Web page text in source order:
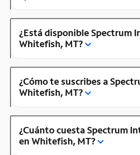
¿Está disponible Spectrum
Whitefish, MT?
¿Cómo te suscribes a
Whitefish, MT?
¿Cuánto cuesta Spectrum
en Whitefish, MT?